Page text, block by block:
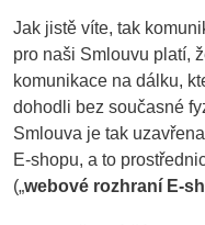
Jak jistě víte, tak
pro naši Smlouvu platí,
komunikace na dálku,
dohodli bez současné
Smlouva je tak
E-shopu, a to
(„webové rozhraní E-